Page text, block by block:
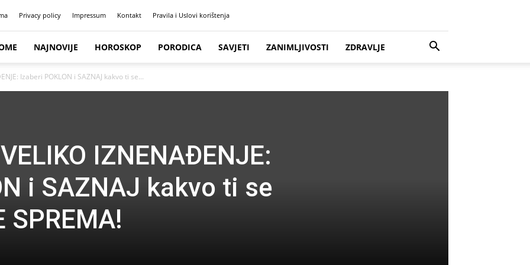
Privacy policy Impressum Kontakt Pravila i Uslovi korištenja
NAJNOVIJE HOROSKOP PORODICA SAVJETI ZANIMLJIVOSTI ZDRAVLJE
Izaberi POKLON i SAZNAJ kakvo ti se...
IZNENAĐENJE:
i SAZNAJ kakvo ti se
SPREMA!